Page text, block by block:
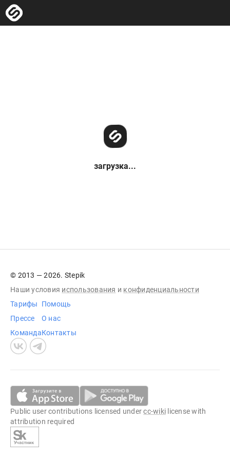
загрузка...
© 2013 — 2026. Stepik
Наши условия использования и конфиденциальности
Тарифы
Прессе
Команда
Помощь
О нас
Контакты
Public user contributions licensed undercc-wiki license with
attribution required